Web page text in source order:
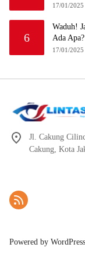
17/01/2025
6
Waduh!
Ada Apa?
17/01/2025
Jl. Cakung
Cakung, Kota
Powered by WordPress